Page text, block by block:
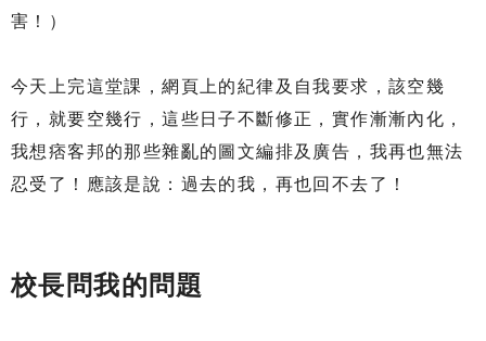
害！）
今天上完這堂課，網頁上的紀律及自我要求，該空幾
行，就要空幾行，這些日子不斷修正，實作漸漸內化，
我想痞客邦的那些雜亂的圖文編排及廣告，我再也無法
忍受了！應該是說：過去的我，再也回不去了！
校長問我的問題